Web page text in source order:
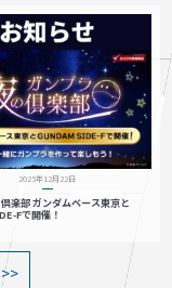
2025年12月22日
楽部 ガンダムベース東京と
Fで開催！